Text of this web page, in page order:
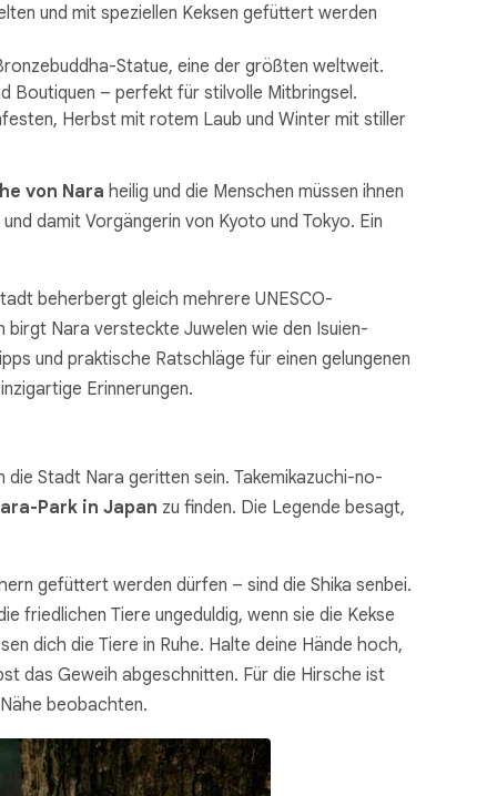
und mit speziellen Keksen gefüttert werden
Statue, eine der größten weltweit.
Boutiquen – perfekt für stilvolle Mitbringsel.
Herbst mit rotem Laub und Winter mit stiller
von Nara heilig und die Menschen müssen ihnen
damit Vorgängerin von Kyoto und Tokyo. Ein
beherbergt gleich mehrere UNESCO-
birgt Nara versteckte Juwelen wie den Isuien-
und praktische Ratschläge für einen gelungenen
Erinnerungen.
Stadt Nara geritten sein. Takemikazuchi-no-
Park in Japan zu finden. Die Legende besagt,
gefüttert werden dürfen – sind die Shika senbei.
friedlichen Tiere ungeduldig, wenn sie die Kekse
dich die Tiere in Ruhe. Halte deine Hände hoch,
das Geweih abgeschnitten. Für die Hirsche ist
beobachten.